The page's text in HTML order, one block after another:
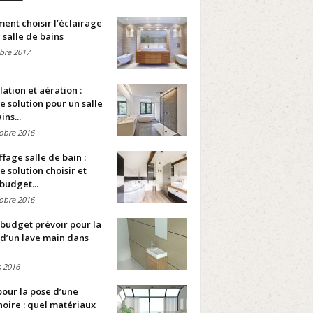
choisir l’éclairage
salle de bains
2017
et aération :
solution pour un salle
2016
salle de bain :
solution choisir et
2016
prévoir pour la
lave main dans
2016
la pose d’une
: quel matériaux